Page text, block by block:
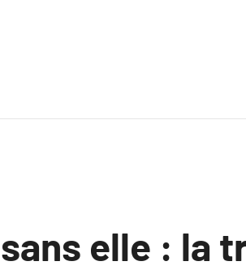
elle : la